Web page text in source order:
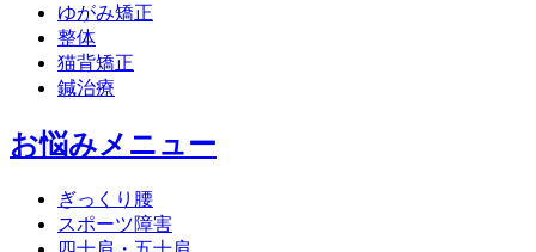
ゆがみ矯正
整体
猫背矯正
鍼治療
お悩みメニュー
ぎっくり腰
スポーツ障害